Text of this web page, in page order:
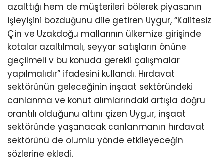
azalttığı hem de müşterileri bölerek piyasanın
işleyişini bozduğunu dile getiren Uygur, “Kalitesiz
Çin ve Uzakdoğu mallarının ülkemize girişinde
kotalar azaltılmalı, seyyar satışların önüne
geçilmeli v bu konuda gerekli çalışmalar
yapılmalıdır” ifadesini kullandı. Hırdavat
sektörünün geleceğinin inşaat sektöründeki
canlanma ve konut alımlarındaki artışla doğru
orantılı olduğunu altını çizen Uygur, inşaat
sektöründe yaşanacak canlanmanın hırdavat
sektörünü de olumlu yönde etkileyeceğini
sözlerine ekledi.